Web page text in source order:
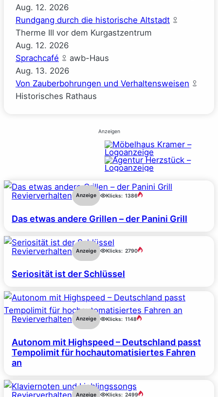
Aug. 12. 2026
Rundgang durch die historische Altstadt
Therme III vor dem Kurgastzentrum
Aug. 12. 2026
Sprachcafé
awb-Haus
Aug. 13. 2026
Von Zauberbohrungen und Verhaltensweisen
Historisches Rathaus
Anzeigen
Revierverhalten Anzeige Klicks: 1386
Das etwas andere Grillen – der Panini Grill
Revierverhalten Anzeige Klicks: 2790
Seriosität ist der Schlüssel
Revierverhalten Anzeige Klicks: 1148
Autonom mit Highspeed – Deutschland passt
Tempolimit für hochautomatisiertes Fahren
an
Revierverhalten Anzeige Klicks: 2499